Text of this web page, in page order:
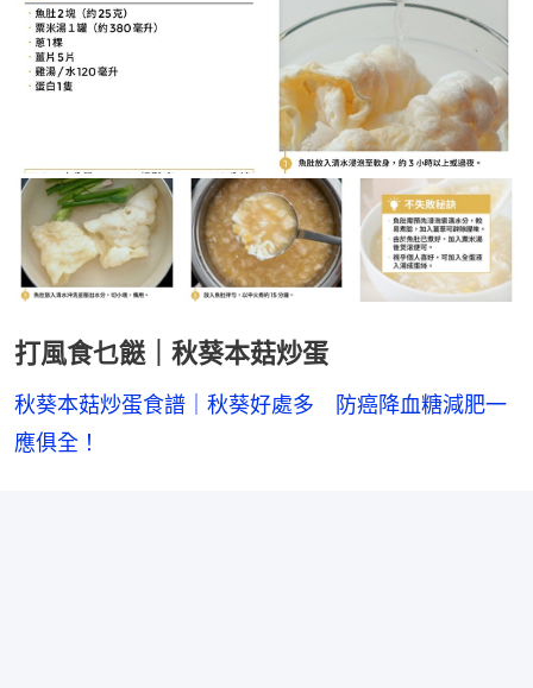
打風食乜餸｜秋葵本菇炒蛋
秋葵本菇炒蛋食譜｜秋葵好處多　防癌降血糖減肥一
應俱全！